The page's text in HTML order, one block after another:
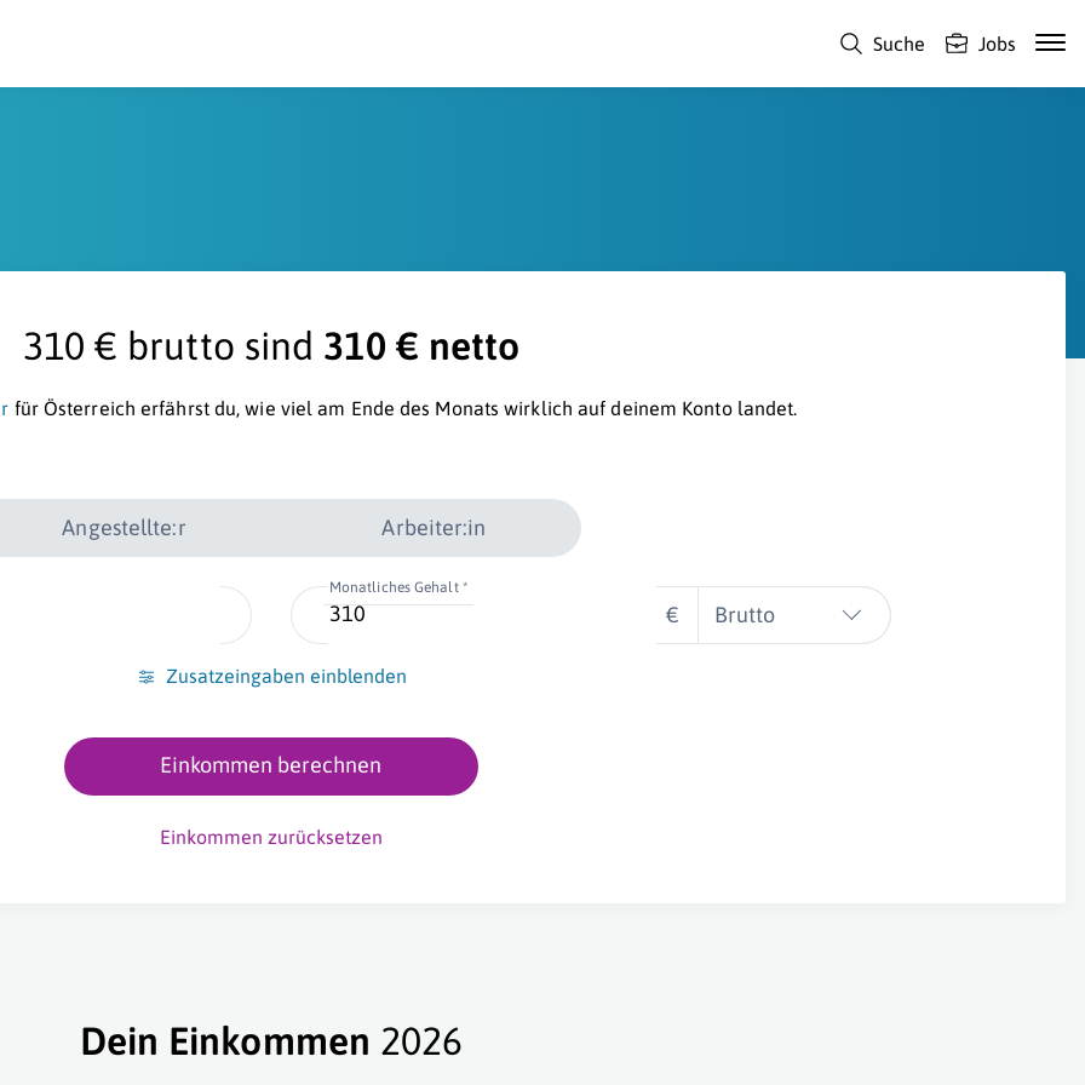
Suche Jobs
310 € brutto sind 310 € netto
für Österreich erfährst du, wie viel am Ende des Monats wirklich auf deinem Konto landet.
Angestellte:r Arbeiter:in
Monatliches Gehalt *
€ Brutto
Zusatzeingaben einblenden
Einkommen berechnen
Einkommen zurücksetzen
Dein Einkommen 2026